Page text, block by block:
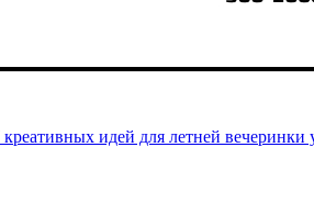
креативных идей для летней вечеринки